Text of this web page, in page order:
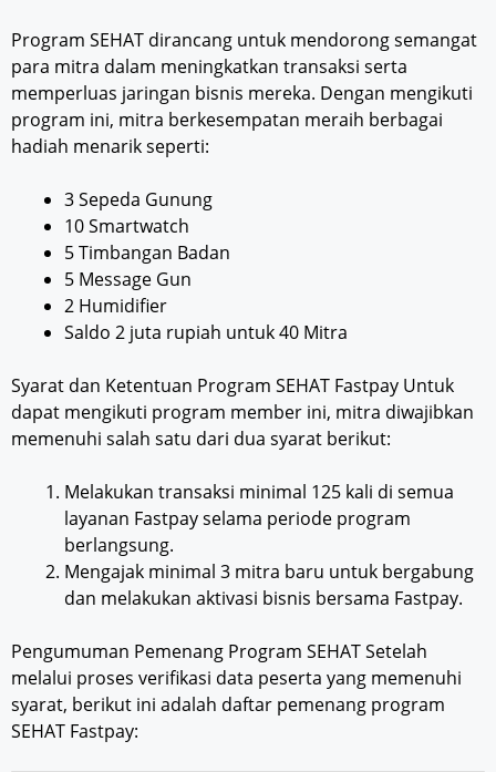
Program SEHAT dirancang untuk mendorong semangat
para mitra dalam meningkatkan transaksi serta
memperluas jaringan bisnis mereka. Dengan mengikuti
program ini, mitra berkesempatan meraih berbagai
hadiah menarik seperti:
3 Sepeda Gunung
10 Smartwatch
5 Timbangan Badan
5 Message Gun
2 Humidifier
Saldo 2 juta rupiah untuk 40 Mitra
Syarat dan Ketentuan Program SEHAT Fastpay Untuk
dapat mengikuti program member ini, mitra diwajibkan
memenuhi salah satu dari dua syarat berikut:
Melakukan transaksi minimal 125 kali di semua
layanan Fastpay selama periode program
berlangsung.
Mengajak minimal 3 mitra baru untuk bergabung
dan melakukan aktivasi bisnis bersama Fastpay.
Pengumuman Pemenang Program SEHAT Setelah
melalui proses verifikasi data peserta yang memenuhi
syarat, berikut ini adalah daftar pemenang program
SEHAT Fastpay: